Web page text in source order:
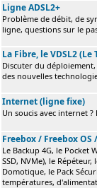
Ligne ADSL2+
Problème de débit, de
ligne, questions sur le
La Fibre, le VDSL2
Discuter du
des nouvelles
Internet (ligne fixe)
Un soucis avec internet ?
Freebox / Freebox OS
Le Backup 4G, le Pocket
SSD, NVMe), le
Domotique, le Pack
températures,